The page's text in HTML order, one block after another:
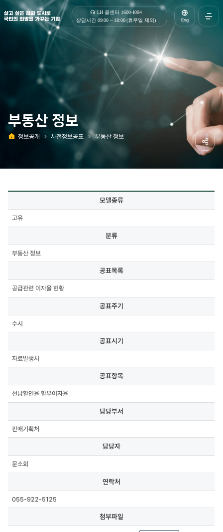
살고 싶은 집과 도시로 국민의 희망을 가꾸는 기업 | 한국토지주택공사
LH 콜센터 1600-1004
상담시간 09:00 ~ 18:00 (휴무일 제외)
Eng
부동산 정보
정보공개 사전정보공표 부동산 정보
모델종류,
분류,
공표주기,
공표시기,
공표항목,
담당자,
연락처,
첨부파일
모델종류
고유
분류
부동산 정보
공표목록
공급관련 이자율 현황
공표주기
수시
공표시기
자료발생시
공표항목
선납할인율 할부이자율
담당부서
판매기획처
담당자
문소희
연락처
055-922-5125
첨부파일